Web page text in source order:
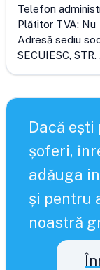
Telefon
Plătitor TVA: Nu
Adresă sediu
SECUIESC,
Dacă
șoferi,
adăuga
și pentru
noastră